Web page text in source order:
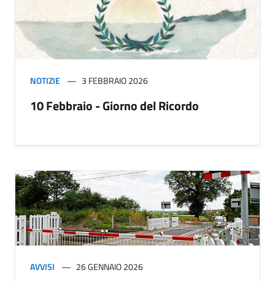
NOTIZIE 3 FEBBRAIO 2026
10 Febbraio - Giorno del Ricordo
AVVISI 26 GENNAIO 2026